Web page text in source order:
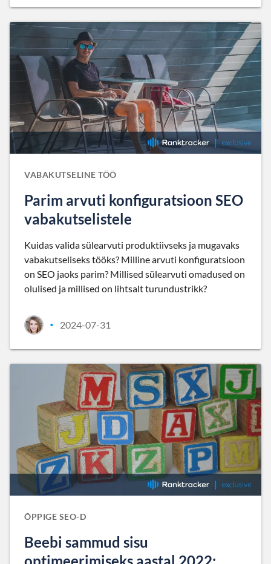
VABAKUTSELINE TÖÖ
Parim arvuti konfiguratsioon SEO
vabakutselistele
Kuidas valida sülearvuti produktiivseks ja mugavaks
vabakutseliseks tööks? Milline arvuti konfiguratsioon
on SEO jaoks parim? Millised sülearvuti omadused on
olulised ja millised on lihtsalt turundustrikk?
• 2024-07-31
ÕPPIGE SEO-D
Beebi sammud sisu